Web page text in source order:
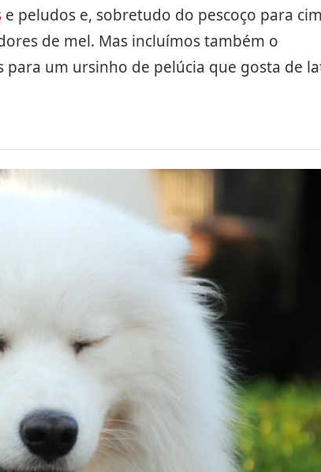
e peludos e, sobretudo do pescoço para
de mel. Mas incluímos também o
um ursinho de pelúcia que gosta de